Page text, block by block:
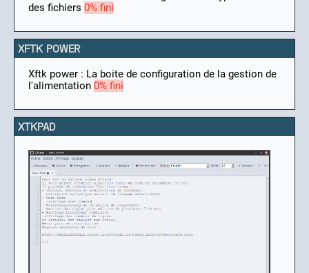
des fichiers 0% fini
XFTK POWER
Xftk power : La boite de configuration de la gestion de
l'alimentation 0% fini
XTKPAD